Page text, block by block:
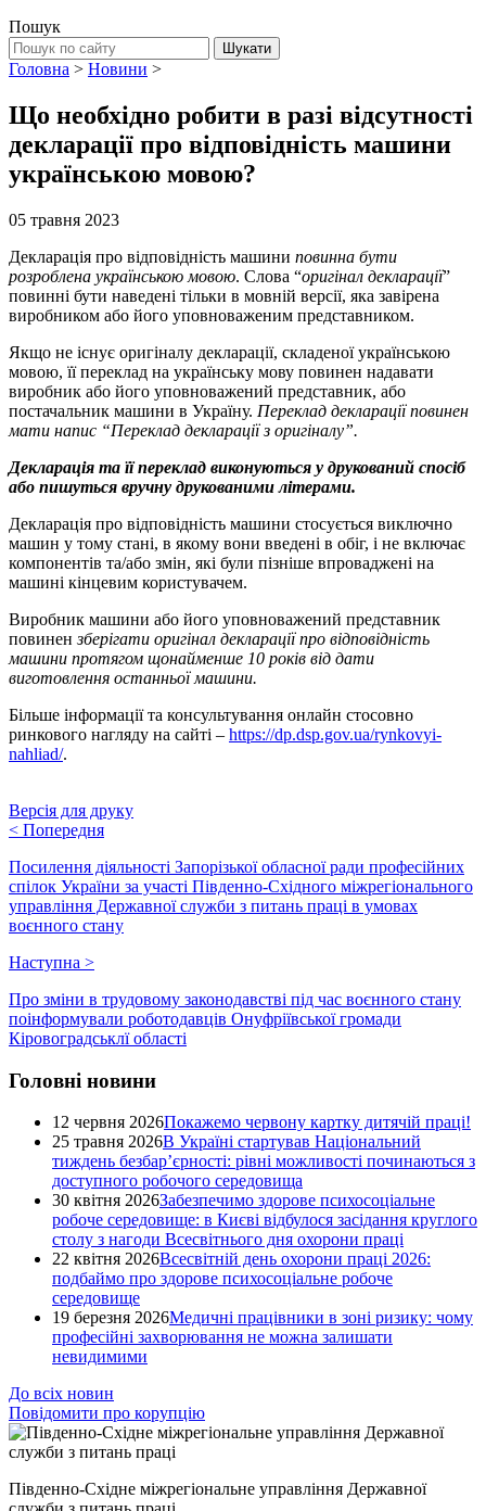
Пошук
Головна > Новини >
Що необхідно робити в разі відсутності
декларації про відповідність машини
українською мовою?
05 травня 2023
Декларація про відповідність машини повинна бути
розроблена українською мовою. Слова “оригінал декларації”
повинні бути наведені тільки в мовній версії, яка завірена
виробником або його уповноваженим представником.
Якщо не існує оригіналу декларації, складеної українською
мовою, її переклад на українську мову повинен надавати
виробник або його уповноважений представник, або
постачальник машини в Україну. Переклад декларації повинен
мати напис “Переклад декларації з оригіналу”.
Декларація та її переклад виконуються у друкований спосіб
або пишуться вручну друкованими літерами.
Декларація про відповідність машини стосується виключно
машин у тому стані, в якому вони введені в обіг, і не включає
компонентів та/або змін, які були пізніше впроваджені на
машині кінцевим користувачем.
Виробник машини або його уповноважений представник
повинензберігати оригінал декларації про відповідність
машини протягом щонайменше 10 років від дати
виготовлення останньої машини.
Більше інформації та консультування онлайн стосовно
ринкового нагляду на сайті – https://dp.dsp.gov.ua/rynkovyi-
nahliad/.
Версія для друку
< Попередня
Посилення діяльності Запорізької обласної ради професійних
спілок України за участі Південно-Східного міжрегіонального
управління Державної служби з питань праці в умовах
воєнного стану
Наступна >
Про зміни в трудовому законодавстві під час воєнного стану
поінформували роботодавців Онуфріївської громади
Кіровоградськлї області
Головні новини
12 червня 2026Покажемо червону картку дитячій праці!
25 травня 2026В Україні стартував Національний
тиждень безбар’єрності: рівні можливості починаються з
доступного робочого середовища
30 квітня 2026Забезпечимо здорове психосоціальне
робоче середовище: в Києві відбулося засідання круглого
столу з нагоди Всесвітнього дня охорони праці
22 квітня 2026Всесвітній день охорони праці 2026:
подбаймо про здорове психосоціальне робоче
середовище
19 березня 2026Медичні працівники в зоні ризику: чому
професійні захворювання не можна залишати
невидимими
До всіх новин
Повідомити про корупцію
Південно-Східне міжрегіональне управління Державної